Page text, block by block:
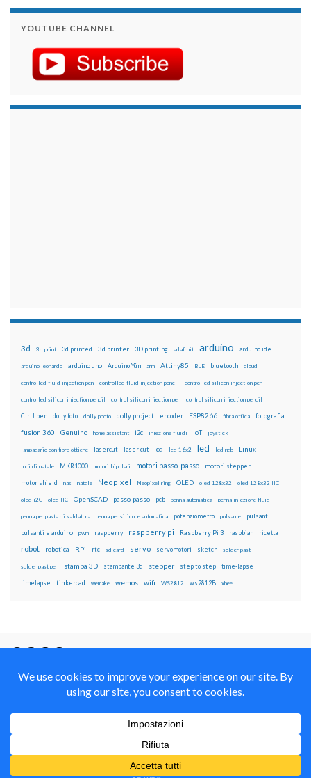
YOUTUBE CHANNEL
3d 3d print 3d printed 3d printer 3D printing adafruit arduino arduino ide
arduino leonardo arduino uno Arduino Yún arm Attiny85 BLE bluetooth cloud
controlled fluid injection pen controlled fluid injection pencil controlled silicon injection pen
controlled silicon injection pencil control silicon injection pen control silicon injection pencil
CtrlJ pen dolly foto dolly photo dolly project encoder ESP8266 fibra ottica fotografia
fusion 360 Genuino home assistant i2c iniezione fluidi IoT joystick
lampadario con fibre ottiche lasercut laser cut lcd lcd 16x2 led led rgb Linux
luci di natale MKR1000 motori bipolari motori passo-passo motori stepper
motor shield nas natale Neopixel Neopixel ring OLED oled 128x32 oled 128x32 IIC
oled i2C oled IIC OpenSCAD passo-passo pcb penna automatica penna iniezione fluidi
penna per pasta di saldatura penna per silicone automatica potenziometro pulsante pulsanti
pulsanti e arduino pwm raspberry raspberry pi Raspberry Pi 3 raspbian ricetta
robot robotica RPi rtc sd card servo servomotori sketch solder past
solder past pen stampa 3D stampante 3d stepper step to step time-lapse
timelapse tinkercad wemake wemos wifi WS2812 ws2812B xbee
Alike 4.0 International
© 2012-2018 Mauro Alfieri Elettronica Domotica Robotica Arduino Corsi
Realizzato con il
daGraphene Themes.